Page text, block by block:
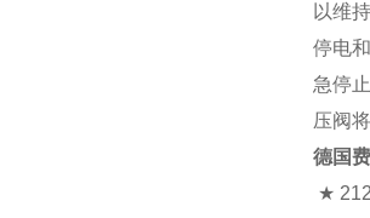
以维
停电
急停
压阀
德国
★